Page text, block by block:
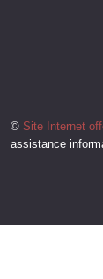
© Site Internet
assistance